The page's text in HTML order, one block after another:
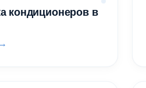
кондиционеров в